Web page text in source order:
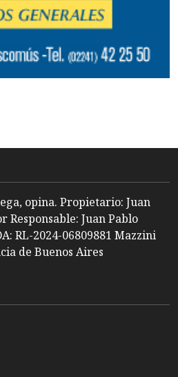
opina. Propietario: Juan
Responsable: Juan Pablo
RL-2024-06809881 Mazzini
de Buenos Aires